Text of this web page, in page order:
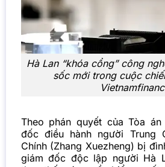
Hà Lan “khóa cổng” công
sốc mới trong cuộc
Theo phán quyết của Tòa án
đốc điều hành người Trung
Chính (Zhang Xuezheng) bị
giám đốc độc lập người Hà